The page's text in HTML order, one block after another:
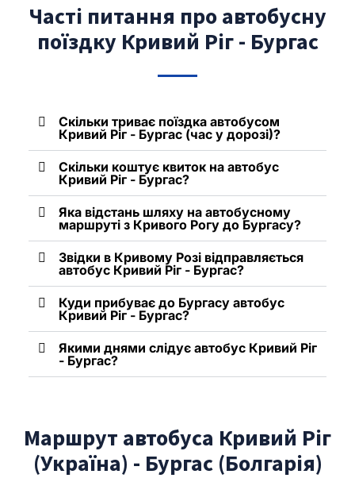
Часті питання про автобусну
поїздку Кривий Ріг - Бургас
Скільки триває поїздка автобусом
Кривий Ріг - Бургас (час у дорозі)?
Скільки коштує квиток на автобус
Кривий Ріг - Бургас?
Яка відстань шляху на автобусному
маршруті з Кривого Рогу до Бургасу?
Звідки в Кривому Розі відправляється
автобус Кривий Ріг - Бургас?
Куди прибуває до Бургасу автобус
Кривий Ріг - Бургас?
Якими днями слідує автобус Кривий Ріг
- Бургас?
Маршрут автобуса Кривий Ріг
(Україна) - Бургас (Болгарія)